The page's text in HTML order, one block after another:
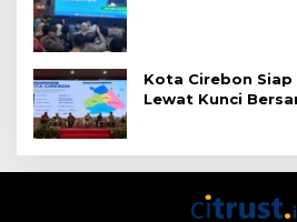
Kota Cirebon
Lewat Kunci